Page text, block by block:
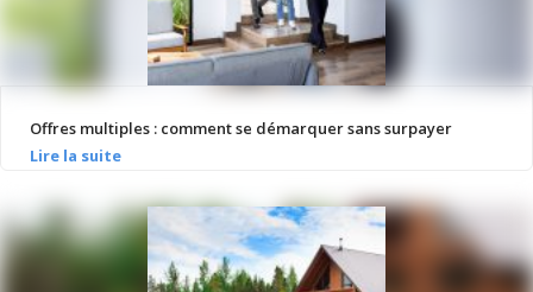
Offres multiples : comment se démarquer sans surpayer